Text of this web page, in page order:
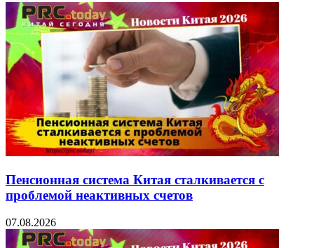
Пенсионная система Китая сталкивается с
проблемой неактивных счетов
07.08.2026